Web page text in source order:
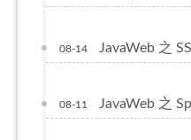
08-14 JavaWeb 之
08-11 JavaWeb 之